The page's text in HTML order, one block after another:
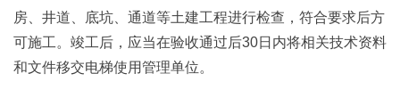
房、井道、底坑、通道等土建工程进行检查，符合要求后方
可施工。竣工后，应当在验收通过后30日内将相关技术资料
和文件移交电梯使用管理单位。